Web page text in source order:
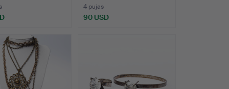
4 pujas
90 USD